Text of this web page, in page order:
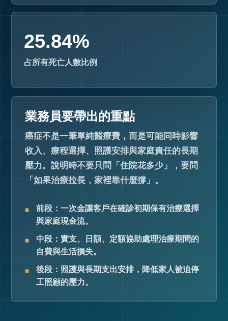
25.84%
占所有死亡人數比例
業務員要帶出的重點
癌症不是一筆單純醫療費，而是可能同時影響
收入、療程選擇、照護安排與家庭責任的長期
壓力。說明時不要只問「住院花多少」，要問
「如果治療拉長，家裡靠什麼撐」。
前段：一次金讓客戶在確診初期保有治療選擇
與家庭現金流。
中段：實支、日額、定額協助處理治療期間的
自費與生活損失。
後段：照護與長期支出安排，降低家人被迫停
工照顧的壓力。